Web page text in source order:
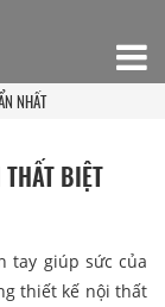
NHẤT
BIỆT
tay giúp sức của
thiết kế nội thất